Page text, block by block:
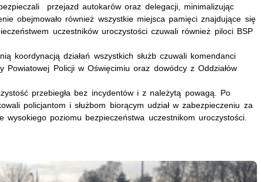
przejazd autokarów oraz delegacji, minimalizując
obejmowało również wszystkie miejsca pamięci znajdujące się
uczestników uroczystości czuwali również piloci BSP
koordynacją działań wszystkich służb czuwali komendanci
Powiatowej Policji w Oświęcimiu oraz dowódcy z Oddziałów
przebiegła bez incydentów i z należytą powagą. Po
policjantom i służbom biorącym udział w zabezpieczeniu za
wysokiego poziomu bezpieczeństwa uczestnikom uroczystości.